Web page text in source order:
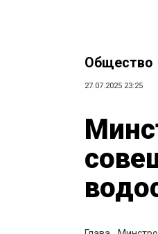
Общество
27.07.2025 23:25